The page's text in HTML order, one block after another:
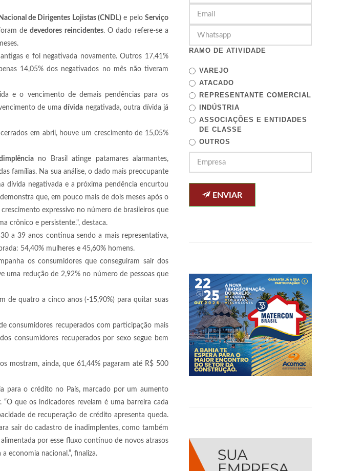
de Dirigentes Lojistas (CNDL) e peloServiço
dedevedores reincidentes. O dado refere-se a
e foi negativada novamente. Outros 17,41%
14,05% dos negativados no mês não tiveram
e o vencimento de demais pendências para os
de umadívida negativada, outra dívida já
em abril, houve um crescimento de 15,05%
no Brasil atinge patamares alarmantes,
famílias. Na sua análise, o dado mais preocupante
dívida negativada e a próxima pendência encurtou
que, em pouco mais de dois meses após o
expressivo no número de brasileiros que
crônico e persistente.", destaca.
a 39 anos continua sendo a mais representativa,
54,40% mulheres e 45,60% homens.
os consumidores que conseguiram sair dos
uma redução de 2,92% no número de pessoas que
de quatro a cinco anos (-15,90%) para quitar suas
consumidores recuperados com participação mais
consumidores recuperados por sexo segue bem
mostram, ainda, que 61,44% pagaram até R$ 500
para o crédito no País, marcado por um aumento
que os indicadores revelam é uma barreira cada
de recuperação de crédito apresenta queda.
sair do cadastro de inadimplentes, como também
por esse fluxo contínuo de novos atrasos
economia nacional.”, finaliza.
RAMO DE ATIVIDADE
VAREJO
ATACADO
REPRESENTANTE COMERCIAL
INDÚSTRIA
ASSOCIAÇÕES E ENTIDADES
DE CLASSE
OUTROS
ENVIAR